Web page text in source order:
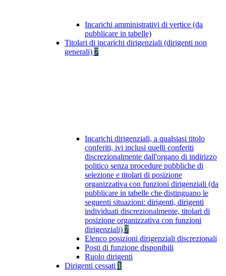
Incarichi amministrativi di vertice (da
pubblicare in tabelle)
Titolari di incarichi dirigenziali (dirigenti non
generali) 7
Incarichi dirigenziali, a qualsiasi titolo
conferiti, ivi inclusi quelli conferiti
discrezionalmente dall'organo di indirizzo
politico senza procedure pubbliche di
selezione e titolari di posizione
organizzativa con funzioni dirigenziali (da
pubblicare in tabelle che distinguano le
seguenti situazioni: dirigenti, dirigenti
individuati discrezionalmente, titolari di
posizione organizzativa con funzioni
dirigenziali) 7
Elenco posizioni dirigenziali discrezionali
Posti di funzione disponibili
Ruolo dirigenti
Dirigenti cessati 1